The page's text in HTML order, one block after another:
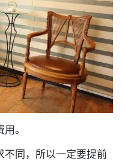
。
同，所以一定要提前